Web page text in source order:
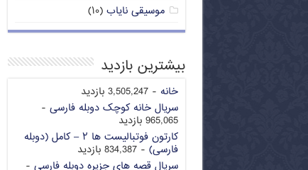
موسیقی نایاب (۱۰)
بیشترین بازدید
خانه - 3,505,247 بازدید
سریال خانه کوچک دوبله فارسی -
965,065 بازدید
کارتون فوتبالیست ها ۲ – کامل (دوبله
فارسی) - 834,387 بازدید
سریال قصه های جزیره دوبله فارسی -